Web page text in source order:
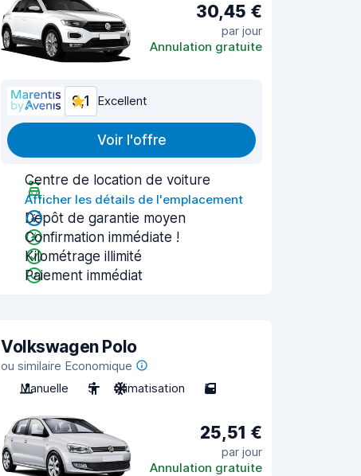
30,45 €
par jour
Annulation gratuite
9,1 Excellent
Voir l'offre
Centre de location de voiture
Afficher les détails de l'emplacement
Dépôt de garantie moyen
Confirmation immédiate !
Kilométrage illimité
Paiement immédiat
Volkswagen Polo
ou similaire Economique
Manuelle
5 Climatisation 5
25,51 €
par jour
Annulation gratuite